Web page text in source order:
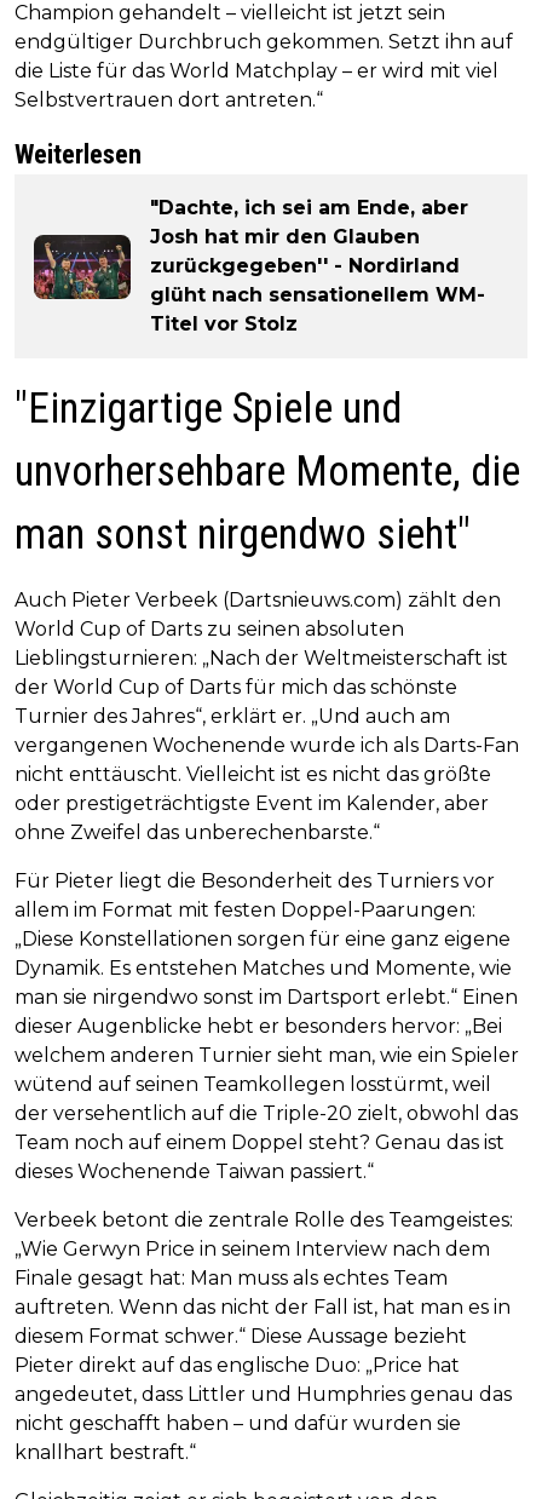
Champion gehandelt – vielleicht ist jetzt sein
endgültiger Durchbruch gekommen. Setzt ihn auf
die Liste für das World Matchplay – er wird mit viel
Selbstvertrauen dort antreten.“
Weiterlesen
"Dachte, ich sei am Ende, aber
Josh hat mir den Glauben
zurückgegeben'' - Nordirland
glüht nach sensationellem WM-
Titel vor Stolz
"Einzigartige Spiele und
unvorhersehbare Momente, die
man sonst nirgendwo sieht"
Auch Pieter Verbeek (Dartsnieuws.com) zählt den
World Cup of Darts zu seinen absoluten
Lieblingsturnieren: „Nach der Weltmeisterschaft ist
der World Cup of Darts für mich das schönste
Turnier des Jahres“, erklärt er. „Und auch am
vergangenen Wochenende wurde ich als Darts-Fan
nicht enttäuscht. Vielleicht ist es nicht das größte
oder prestigeträchtigste Event im Kalender, aber
ohne Zweifel das unberechenbarste.“
Für Pieter liegt die Besonderheit des Turniers vor
allem im Format mit festen Doppel-Paarungen:
„Diese Konstellationen sorgen für eine ganz eigene
Dynamik. Es entstehen Matches und Momente, wie
man sie nirgendwo sonst im Dartsport erlebt.“ Einen
dieser Augenblicke hebt er besonders hervor: „Bei
welchem anderen Turnier sieht man, wie ein Spieler
wütend auf seinen Teamkollegen losstürmt, weil
der versehentlich auf die Triple-20 zielt, obwohl das
Team noch auf einem Doppel steht? Genau das ist
dieses Wochenende Taiwan passiert.“
Verbeek betont die zentrale Rolle des Teamgeistes:
„Wie Gerwyn Price in seinem Interview nach dem
Finale gesagt hat: Man muss als echtes Team
auftreten. Wenn das nicht der Fall ist, hat man es in
diesem Format schwer.“ Diese Aussage bezieht
Pieter direkt auf das englische Duo: „Price hat
angedeutet, dass Littler und Humphries genau das
nicht geschafft haben – und dafür wurden sie
knallhart bestraft.“